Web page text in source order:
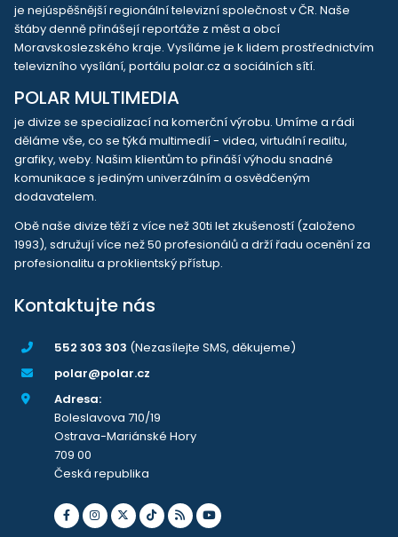
je nejúspěšnější regionální televizní společnost v ČR. Naše
štáby denně přinášejí reportáže z měst a obcí
Moravskoslezského kraje. Vysíláme je k lidem prostřednictvím
televizního vysílání, portálu polar.cz a sociálních sítí.
POLAR MULTIMEDIA
je divize se specializací na komerční výrobu. Umíme a rádi
děláme vše, co se týká multimedií - videa, virtuální realitu,
grafiky, weby. Našim klientům to přináší výhodu snadné
komunikace s jediným univerzálním a osvědčeným
dodavatelem.
Obě naše divize těží z více než 30ti let zkušeností (založeno
1993), sdružují více než 50 profesionálů a drží řadu ocenění za
profesionalitu a proklientský přístup.
Kontaktujte nás
552 303 303 (Nezasílejte SMS, děkujeme)
polar@polar.cz
Adresa:
Boleslavova 710/19
Ostrava-Mariánské Hory
709 00
Česká republika